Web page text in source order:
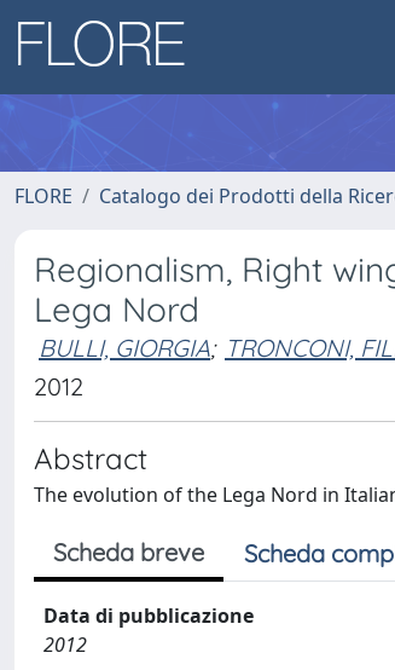
FLORE Catalogo dei Prodotti della
Regionalism, Right
Lega Nord
BULLI, GIORGIA; TRONCONI,
2012
Abstract
The evolution of the Lega Nord in
Scheda breve Scheda
Data di pubblicazione
2012